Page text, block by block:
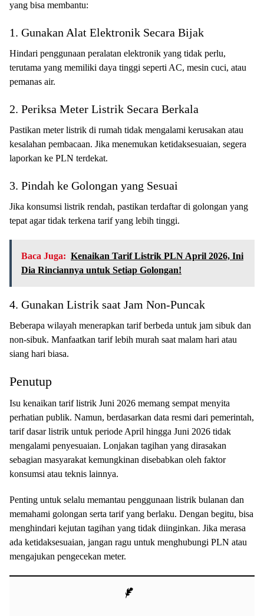
yang bisa membantu:
1. Gunakan Alat Elektronik Secara Bijak
Hindari penggunaan peralatan elektronik yang tidak perlu,
terutama yang memiliki daya tinggi seperti AC, mesin cuci, atau
pemanas air.
2. Periksa Meter Listrik Secara Berkala
Pastikan meter listrik di rumah tidak mengalami kerusakan atau
kesalahan pembacaan. Jika menemukan ketidaksesuaian, segera
laporkan ke PLN terdekat.
3. Pindah ke Golongan yang Sesuai
Jika konsumsi listrik rendah, pastikan terdaftar di golongan yang
tepat agar tidak terkena tarif yang lebih tinggi.
Baca Juga: Kenaikan Tarif Listrik PLN April 2026, Ini
Dia Rinciannya untuk Setiap Golongan!
4. Gunakan Listrik saat Jam Non-Puncak
Beberapa wilayah menerapkan tarif berbeda untuk jam sibuk dan
non-sibuk. Manfaatkan tarif lebih murah saat malam hari atau
siang hari biasa.
Penutup
Isu kenaikan tarif listrik Juni 2026 memang sempat menyita
perhatian publik. Namun, berdasarkan data resmi dari pemerintah,
tarif dasar listrik untuk periode April hingga Juni 2026 tidak
mengalami penyesuaian. Lonjakan tagihan yang dirasakan
sebagian masyarakat kemungkinan disebabkan oleh faktor
konsumsi atau teknis lainnya.
Penting untuk selalu memantau penggunaan listrik bulanan dan
memahami golongan serta tarif yang berlaku. Dengan begitu, bisa
menghindari kejutan tagihan yang tidak diinginkan. Jika merasa
ada ketidaksesuaian, jangan ragu untuk menghubungi PLN atau
mengajukan pengecekan meter.